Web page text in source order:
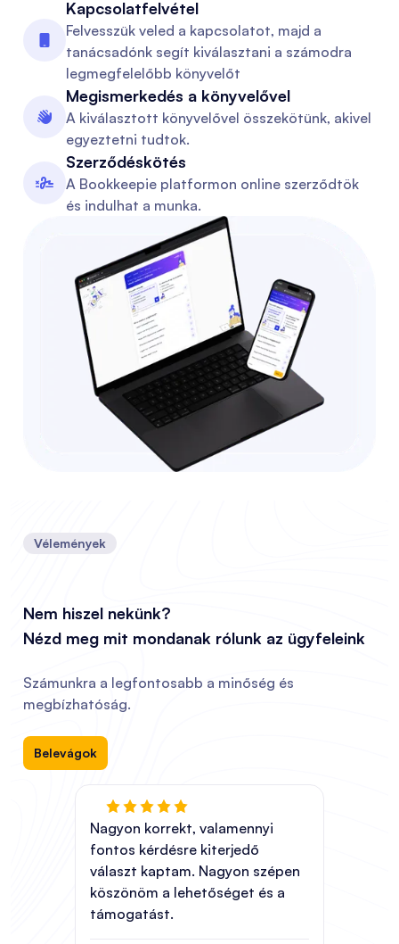
Kapcsolatfelvétel
Felvesszük veled a kapcsolatot, majd a
tanácsadónk segít kiválasztani a számodra
legmegfelelőbb könyvelőt

Megismerkedés a könyvelővel
A kiválasztott könyvelővel összekötünk, akivel
egyeztetni tudtok.

Szerződéskötés
A Bookkeepie platformon online szerződtök
és indulhat a munka.
Vélemények
Nem hiszel nekünk?
Nézd meg mit mondanak rólunk az ügyfeleink
Számunkra a legfontosabb a minőség és
megbízhatóság.
Belevágok
Nagyon korrekt, valamennyi
fontos kérdésre kiterjedő
választ kaptam. Nagyon szépen
köszönöm a lehetőséget és a
támogatást.